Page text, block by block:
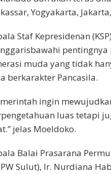
Yogyakarta,
Staf Kepresidenan
muda yang tidak
berkarakter Pancasila.
ingin
luas tetapi
jelas Moeldoko.
Balai Prasarana
Sulut), Ir. Nurdiana